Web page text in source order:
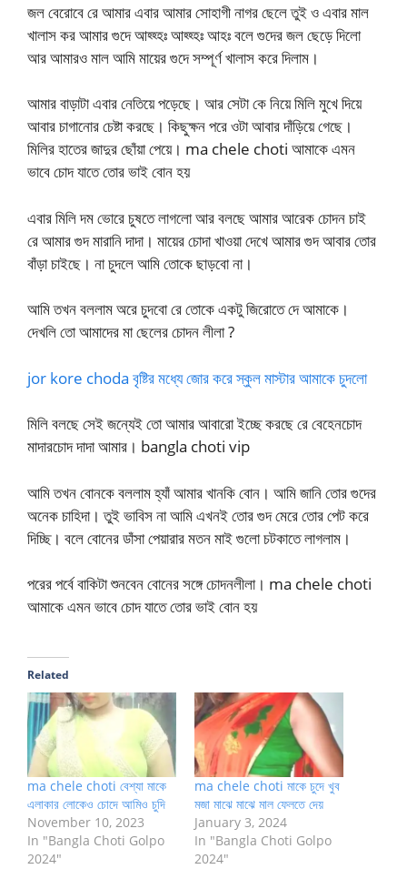
জল বেরোবে রে আমার এবার আমার সোহাগী নাগর ছেলে তুই ও এবার মাল
খালাস কর আমার গুদে আহ্হ্হঃ আহ্হ্হঃ আহঃ বলে গুদের জল ছেড়ে দিলো
আর আমারও মাল আমি মায়ের গুদে সম্পূর্ণ খালাস করে দিলাম।
আমার বাড়াটা এবার নেতিয়ে পড়েছে। আর সেটা কে নিয়ে মিলি মুখে দিয়ে
আবার চাগানোর চেষ্টা করছে। কিছুক্ষন পরে ওটা আবার দাঁড়িয়ে গেছে।
মিলির হাতের জাদুর ছোঁয়া পেয়ে। ma chele choti আমাকে এমন
ভাবে চোদ যাতে তোর ভাই বোন হয়
এবার মিলি দম ভোরে চুষতে লাগলো আর বলছে আমার আরেক চোদন চাই
রে আমার গুদ মারানি দাদা। মায়ের চোদা খাওয়া দেখে আমার গুদ আবার তোর
বাঁড়া চাইছে। না চুদলে আমি তোকে ছাড়বো না।
আমি তখন বললাম অরে চুদবো রে তোকে একটু জিরোতে দে আমাকে।
দেখলি তো আমাদের মা ছেলের চোদন লীলা ?
jor kore choda বৃষ্টির মধ্যে জোর করে স্কুল মাস্টার আমাকে চুদলো
মিলি বলছে সেই জন্যেই তো আমার আবারো ইচ্ছে করছে রে বেহেনচোদ
মাদারচোদ দাদা আমার। bangla choti vip
আমি তখন বোনকে বললাম হ্যাঁ আমার খানকি বোন। আমি জানি তোর গুদের
অনেক চাহিদা। তুই ভাবিস না আমি এখনই তোর গুদ মেরে তোর পেট করে
দিচ্ছি। বলে বোনের ডাঁসা পেয়ারার মতন মাই গুলো চটকাতে লাগলাম।
পরের পর্বে বাকিটা শুনবেন বোনের সঙ্গে চোদনলীলা। ma chele choti
আমাকে এমন ভাবে চোদ যাতে তোর ভাই বোন হয়
Related
ma chele choti বেশ্যা মাকে
এলাকার লোকেও চোদে আমিও চুদি
November 10, 2023
In "Bangla Choti Golpo
2024"
ma chele choti মাকে চুদে খুব
মজা মাঝে মাঝে মাল ফেলতে দেয়
January 3, 2024
In "Bangla Choti Golpo
2024"